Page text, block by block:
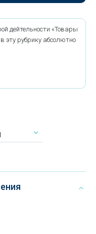
дейтельности «Товары
эту рубрику абсолютно